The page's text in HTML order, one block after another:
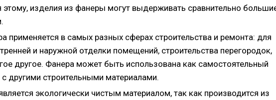
этому, изделия из фанеры могут выдерживать сравнительно
применяется в самых разных сферах строительства и ремонта: для
и наружной отделки помещений, строительства перегородок,
другое. Фанера может быть использована как самостоятельный
другими строительными материалами.
экологически чистым материалом, так как производится из